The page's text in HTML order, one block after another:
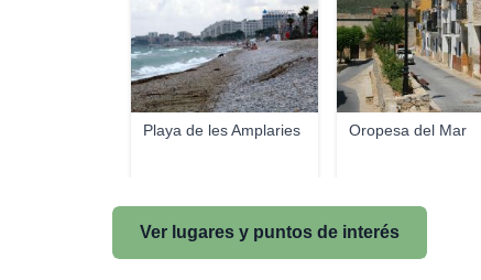
Playa de les Amplaries Oropesa del Mar
Ver lugares y puntos de interés